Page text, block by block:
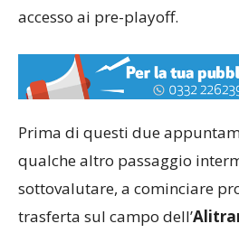
accesso ai pre-playoff.
Prima di questi due
qualche altro passaggio
sottovalutare, a cominciare
trasferta sul campo dell’